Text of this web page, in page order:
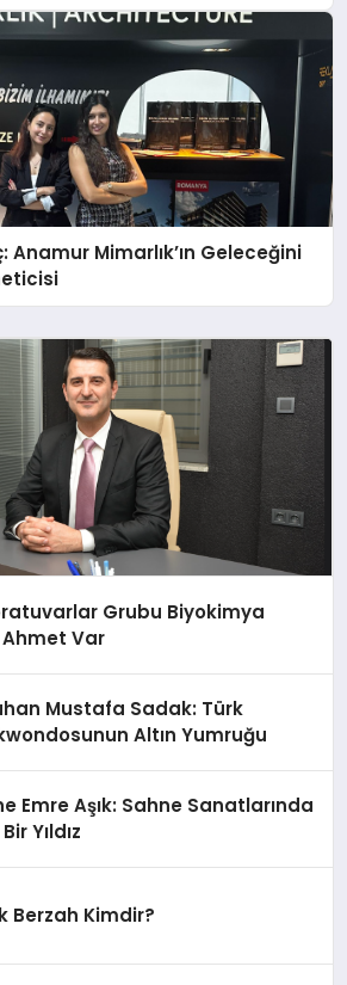
Anamur Mimarlık’ın Geleceğini
Grubu Biyokimya
Ahmet Var
Mustafa Sadak: Türk
Altın Yumruğu
Emre Aşık: Sahne Sanatlarında
Yıldız
Berzah Kimdir?